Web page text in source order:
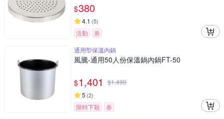
$380
4.1 (5)
活動
券
通用型保溫內鍋
風騰-通用50人份保溫鍋內鍋FT-50
$1,401 $1,490
5 (2)
限時下殺
券